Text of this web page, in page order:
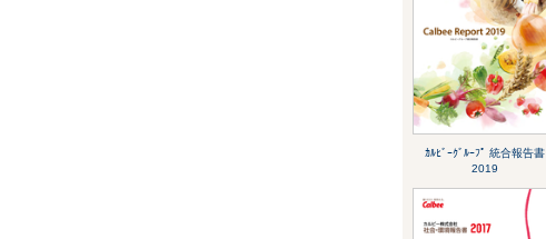
ｶﾙﾋﾞｰｸﾞﾙｰﾌﾟ 統合報告書
2019